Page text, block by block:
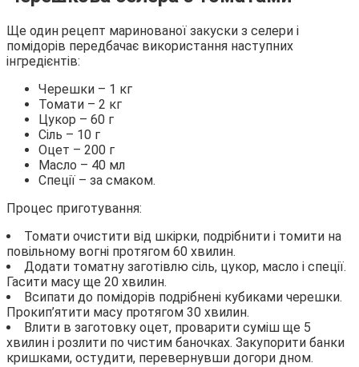
Ще один рецепт маринованої закуски з селери і
помідорів передбачає використання наступних
інгредієнтів:
Черешки – 1 кг
Томати – 2 кг
Цукор – 60 г
Сіль – 10 г
Оцет – 200 г
Масло – 40 мл
Спеції – за смаком.
Процес приготування:
Томати очистити від шкірки, подрібнити і томити на
повільному вогні протягом 60 хвилин.
Додати томатну заготівлю сіль, цукор, масло і спеції.
Гасити масу ще 20 хвилин.
Всипати до помідорів подрібнені кубиками черешки.
Прокип’ятити масу протягом 30 хвилин.
Влити в заготовку оцет, проварити суміш ще 5
хвилин і розлити по чистим баночках. Закупорити банки
кришками, остудити, перевернувши догори дном.